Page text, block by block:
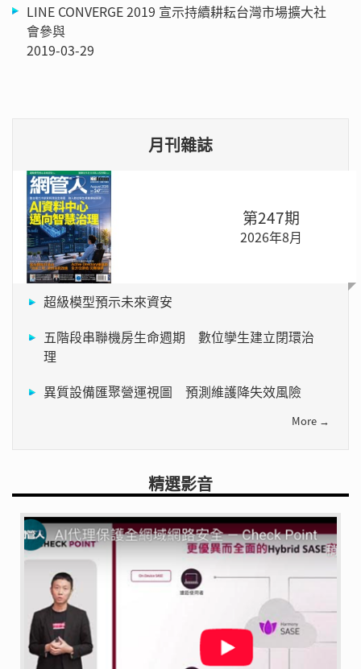
LINE CONVERGE 2019 宣示持續耕耘台灣市場擴大社
會參與
2019-03-29
月刊雜誌
第247期
2026年8月
超級模型預示未來資安
五階段串聯機房生命週期 數位孿生建立閉環治
理
異質設備匯聚營運視圖 預測維護降失效風險
More →
精選影音